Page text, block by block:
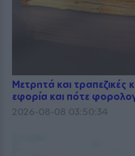
Μετρητά και τραπεζικές
εφορία και πότε
2026-08-08 03:50:34